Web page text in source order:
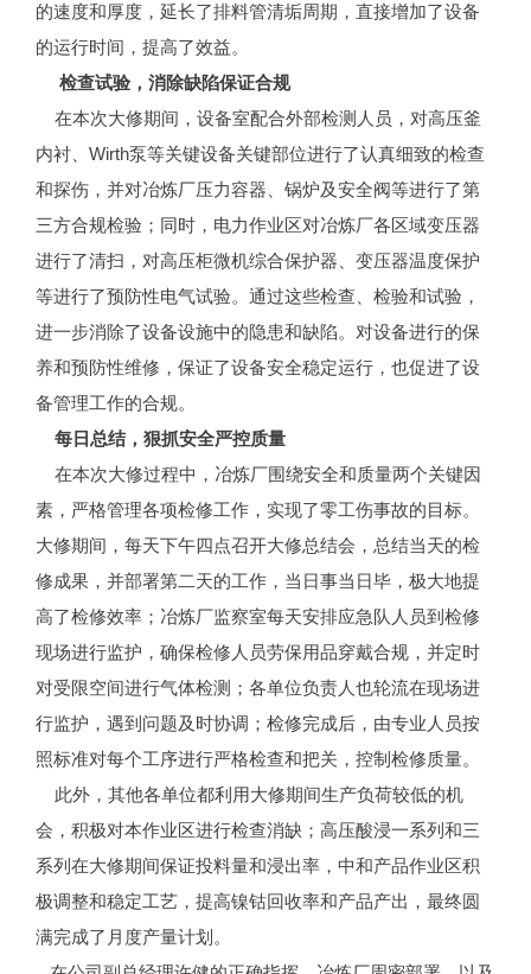
的速度和厚度，延长了排料管清垢周期，直接增加了设备
的运行时间，提高了效益。
检查试验，消除缺陷保证合规
在本次大修期间，设备室配合外部检测人员，对高压釜
内衬、Wirth泵等关键设备关键部位进行了认真细致的检查
和探伤，并对冶炼厂压力容器、锅炉及安全阀等进行了第
三方合规检验；同时，电力作业区对冶炼厂各区域变压器
进行了清扫，对高压柜微机综合保护器、变压器温度保护
等进行了预防性电气试验。通过这些检查、检验和试验，
进一步消除了设备设施中的隐患和缺陷。对设备进行的保
养和预防性维修，保证了设备安全稳定运行，也促进了设
备管理工作的合规。
每日总结，狠抓安全严控质量
在本次大修过程中，冶炼厂围绕安全和质量两个关键因
素，严格管理各项检修工作，实现了零工伤事故的目标。
大修期间，每天下午四点召开大修总结会，总结当天的检
修成果，并部署第二天的工作，当日事当日毕，极大地提
高了检修效率；冶炼厂监察室每天安排应急队人员到检修
现场进行监护，确保检修人员劳保用品穿戴合规，并定时
对受限空间进行气体检测；各单位负责人也轮流在现场进
行监护，遇到问题及时协调；检修完成后，由专业人员按
照标准对每个工序进行严格检查和把关，控制检修质量。
此外，其他各单位都利用大修期间生产负荷较低的机
会，积极对本作业区进行检查消缺；高压酸浸一系列和三
系列在大修期间保证投料量和浸出率，中和产品作业区积
极调整和稳定工艺，提高镍钴回收率和产品产出，最终圆
满完成了月度产量计划。